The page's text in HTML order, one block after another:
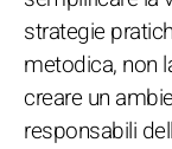
strategie
metodica, non
creare un
responsabili